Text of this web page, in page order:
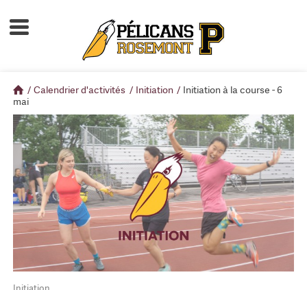
Accueil
Calendrier d'activités
Boutique
Devenir membre
/ Calendrier d'activités / Initiation / Initiation à la course - 6
mai